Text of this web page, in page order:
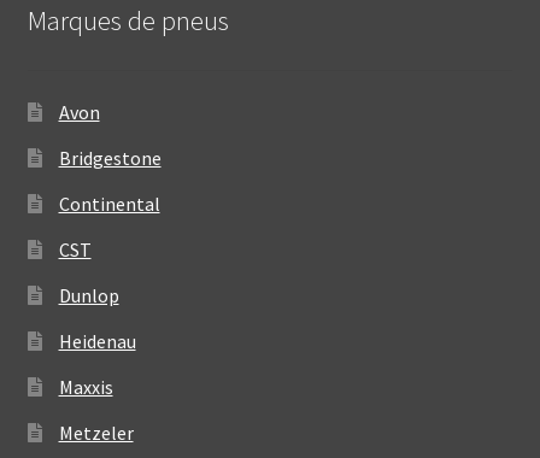
Marques de pneus
Avon
Bridgestone
Continental
CST
Dunlop
Heidenau
Maxxis
Metzeler